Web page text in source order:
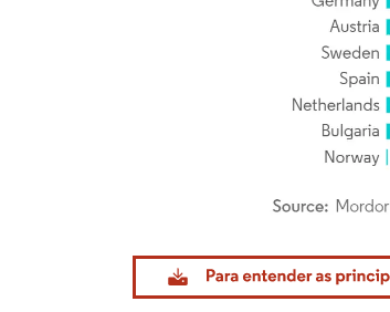
Imagem © Mordor Intelligence. O reuso